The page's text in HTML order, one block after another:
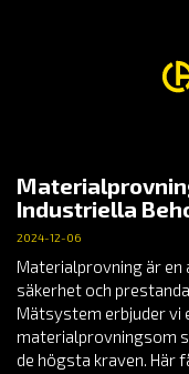
Industriella
2024-12-06
Materialprovning är en
säkerhet och
Mätsystem erbjuder
materialprovningsom
de högsta kraven. Här